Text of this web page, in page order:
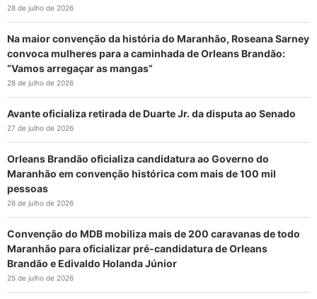
28 de julho de 2026
Na maior convenção da história do Maranhão, Roseana Sarney
convoca mulheres para a caminhada de Orleans Brandão:
“Vamos arregaçar as mangas”
28 de julho de 2026
Avante oficializa retirada de Duarte Jr. da disputa ao Senado
27 de julho de 2026
Orleans Brandão oficializa candidatura ao Governo do
Maranhão em convenção histórica com mais de 100 mil
pessoas
26 de julho de 2026
Convenção do MDB mobiliza mais de 200 caravanas de todo
Maranhão para oficializar pré-candidatura de Orleans
Brandão e Edivaldo Holanda Júnior
25 de julho de 2026